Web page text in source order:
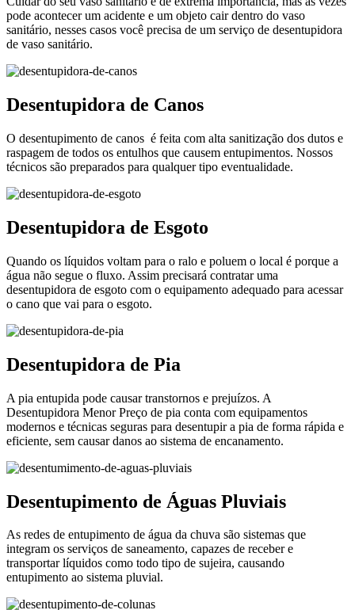
pode acontecer um acidente e um objeto cair dentro do vaso
sanitário, nesses casos você precisa de um serviço de desentupidora
de vaso sanitário.
Desentupidora de Canos
O desentupimento de canos é feita com alta sanitização dos dutos e
raspagem de todos os entulhos que causem entupimentos. Nossos
técnicos são preparados para qualquer tipo eventualidade.
Desentupidora de Esgoto
Quando os líquidos voltam para o ralo e poluem o local é porque a
água não segue o fluxo. Assim precisará contratar uma
desentupidora de esgoto com o equipamento adequado para acessar
o cano que vai para o esgoto.
Desentupidora de Pia
A pia entupida pode causar transtornos e prejuízos. A
Desentupidora Menor Preço de pia conta com equipamentos
modernos e técnicas seguras para desentupir a pia de forma rápida e
eficiente, sem causar danos ao sistema de encanamento.
Desentupimento de Águas Pluviais
As redes de entupimento de água da chuva são sistemas que
integram os serviços de saneamento, capazes de receber e
transportar líquidos como todo tipo de sujeira, causando
entupimento ao sistema pluvial.